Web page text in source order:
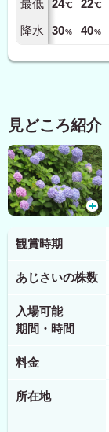
最低
降水
24℃
30%
22℃
40%
見どころ紹介
観賞時期
あじさいの株数
入場可能
期間・時間
料金
所在地